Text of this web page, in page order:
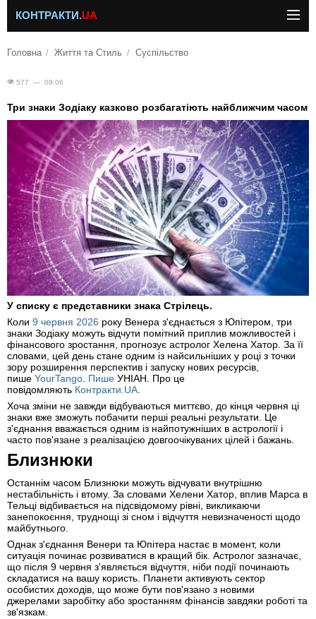
КОНТРАКТИ.UA
Головна Життя та Стиль Суспільство
577 — 09.06
Три знаки Зодіаку казково розбагатіють найближчим часом
У списку є представники знака Стрілець.
Коли 9 червня 2026 року Венера з'єднається з Юпітером, три
знаки Зодіаку можуть відчути помітний приплив можливостей і
фінансового зростання, прогнозує астролог Хелена Хатор. За її
словами, цей день стане одним із найсильніших у році з точки
зору розширення перспектив і запуску нових ресурсів,
пише YourTango Пише УНІАН. Про це
повідомляють Контракти.UA
Хоча зміни не завжди відбуваються миттєво, до кінця червня ці
знаки вже зможуть побачити перші реальні результати. Це
з'єднання вважається одним із найпотужніших в астрології і
часто пов'язане з реалізацією довгоочікуваних цілей і бажань.
Близнюки
Останнім часом Близнюки можуть відчувати внутрішню
нестабільність і втому. За словами Хелени Хатор, вплив Марса в
Тельці відбивається на підсвідомому рівні, викликаючи
занепокоєння, труднощі зі сном і відчуття невизначеності щодо
майбутнього.
Однак з'єднання Венери та Юпітера настає в момент, коли
ситуація починає розвиватися в кращий бік. Астролог зазначає,
що після 9 червня з'являється відчуття, ніби події починають
складатися на вашу користь. Планети активують сектор
особистих доходів, що може бути пов'язано з новими
джерелами заробітку або зростанням фінансів завдяки роботі та
зв'язкам.